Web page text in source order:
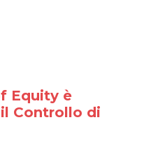
Equity è
Controllo di